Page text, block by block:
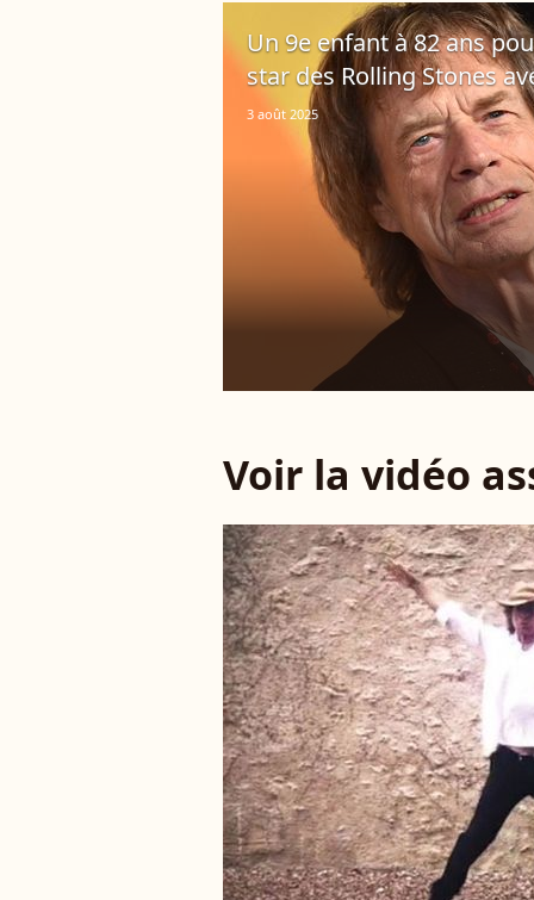
Un 9e enfant à 82 ans
star des Rolling Stones
3 août 2025
Voir la vidéo